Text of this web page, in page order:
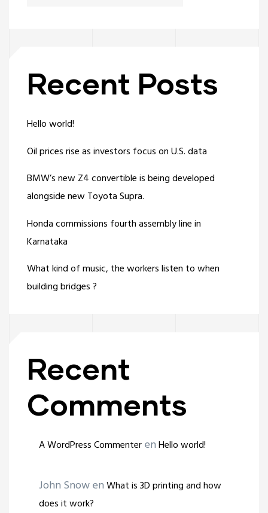
Recent Posts
Hello world!
Oil prices rise as investors focus on U.S. data
BMW’s new Z4 convertible is being developed
alongside new Toyota Supra.
Honda commissions fourth assembly line in
Karnataka
What kind of music, the workers listen to when
building bridges ?
Recent
Comments
A WordPress CommenterenHello world!
John SnowenWhat is 3D printing and how
does it work?